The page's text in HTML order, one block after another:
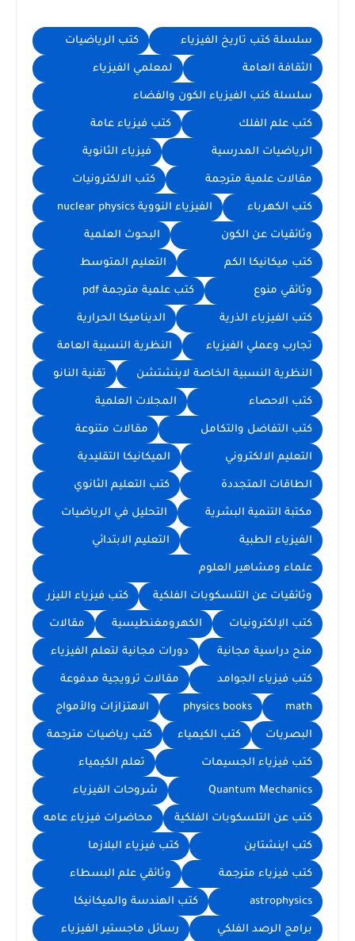
سلسلة كتب تاريخ الفيزياء كتب الرياضيات
الثقافة العامة لمعلمي الفيزياء
سلسلة كتب الفيزياء الكون والفضاء
كتب علم الفلك كتب فيزياء عامة
الرياضيات المدرسية فيزياء الثانوية
مقالات علمية مترجمة كتب الالكترونيات
كتب الكهرباء الفيزياء النووية nuclear physics
وثائقيات عن الكون البحوث العلمية
كتب ميكانيكا الكم التعليم المتوسط
وثائقي منوع كتب علمية مترجمة pdf
كتب الفيزياء الذرية الديناميكا الحرارية
تجارب وعملي الفيزياء النظرية النسبية العامة
النظرية النسبية الخاصة لاينشتشن تقنية النانو
كتب الاحصاء المجلات العلمية
كتب التفاضل والتكامل مقالات متنوعة
التعليم الالكتروني الميكانيكا التقليدية
الطاقات المتجددة كتب التعليم الثانوي
مكتبة التنمية البشرية التحليل في الرياضيات
الفيزياء الطبية التعليم الابتدائي
علماء ومشاهير العلوم
وثائقيات عن التلسكوبات الفلكية كتب فيزياء الليزر
كتب الإلكترونيات الكهرومغنطيسية مقالات
منح دراسية مجانية دورات مجانية لتعلم الفيزياء
كتب فيزياء الجوامد مقالات ترويجية مدفوعة
math
physics books الاهتزازات والأمواج
البصريات كتب الكيمياء كتب رياضيات مترجمة
كتب فيزياء الجسيمات تعلم الكيمياء
Quantum Mechanics شروحات الفيزياء
كتب عن التلسكوبات الفلكية محاضرات فيزياء عامه
كتب اينشتاين كتب فيزياء البلازما
كتب فيزياء مترجمة وثائقي علم البسطاء
astrophysics كتب الهندسة والميكانيكا
برامج الرصد الفلكي رسائل ماجستير الفيزياء